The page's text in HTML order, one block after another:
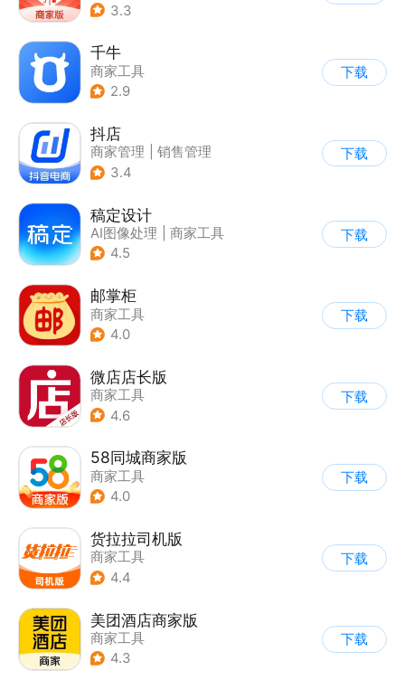
3.3
千牛
商家工具
2.9
下载
抖店
商家管理
销售管理
3.4
下载
稿定设计
AI图像处理
商家工具
4.5
下载
邮掌柜
商家工具
4.0
下载
微店店长版
商家工具
4.6
下载
58同城商家版
商家工具
4.0
下载
货拉拉司机版
商家工具
4.4
下载
美团酒店商家版
商家工具
4.3
下载